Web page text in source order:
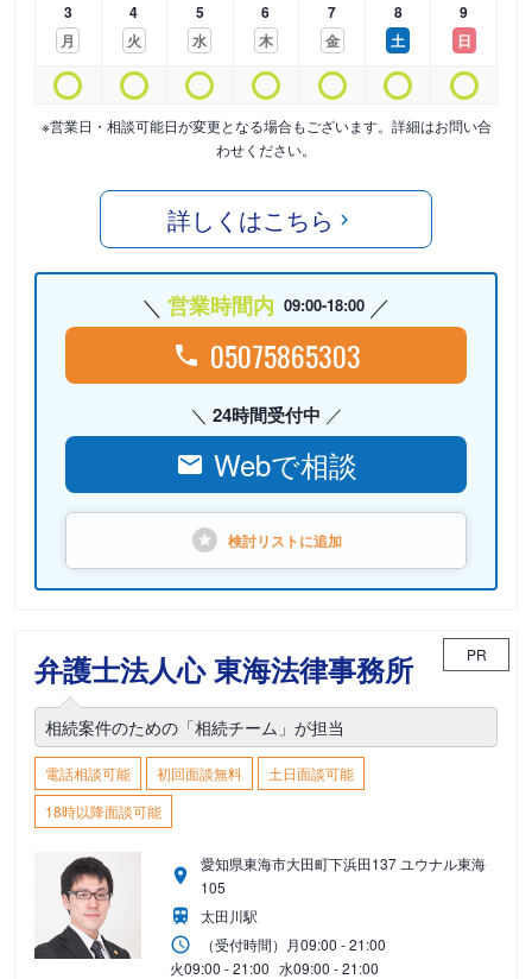
3
月
4
火
5
水
6
木
7
金
8
土
9
日
※営業日・相談可能日が変更となる場合もございます。詳細はお問い合
わせください。
詳しくはこちら
営業時間内 09:00-18:00
05075865303
24時間受付中
Webで相談
検討リストに追加
弁護士法人心 東海法律事務所 PR
相続案件のための「相続チーム」が担当
電話相談可能 初回面談無料
土日面談可能
18時以降面談可能
愛知県東海市大田町下浜田137 ユウナル東海
105
太田川駅
（受付時間） 月09:00 - 21:00
火09:00 - 21:00 水09:00 - 21:00